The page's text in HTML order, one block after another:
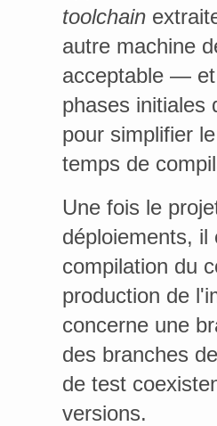
toolchain
autre machine
acceptable —
phases initiales
pour simplifier
temps de
Une fois le
déploiements,
compilation du
production de
concerne une
des branches
de test
versions.